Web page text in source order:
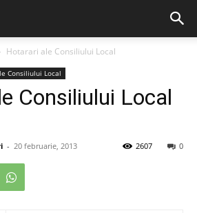
Hotarari ale Consiliului Local
Consiliului Local
Consiliului Local
- 20 februarie, 2013 0
2607